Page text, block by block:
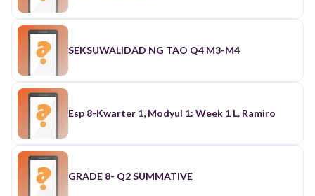
SEKSUWALIDAD NG TAO Q4 M3-M4
Esp 8-Kwarter 1, Modyul 1: Week 1 L. Ramiro
GRADE 8- Q2 SUMMATIVE